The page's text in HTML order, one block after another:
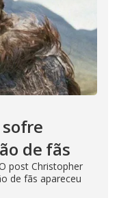
de fãs
post Christopher
de fãs apareceu